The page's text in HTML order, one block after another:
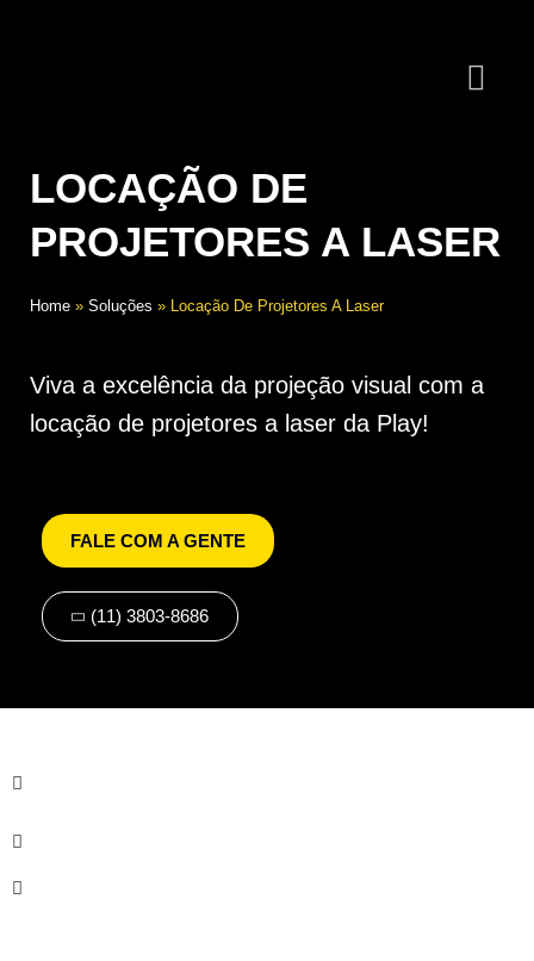
LOCAÇÃO DE
PROJETORES A LASER
Home » Soluções » Locação De Projetores A Laser
Viva a excelência da projeção visual com a
locação de projetores a laser da Play!
FALE COM A GENTE
(11) 3803-8686